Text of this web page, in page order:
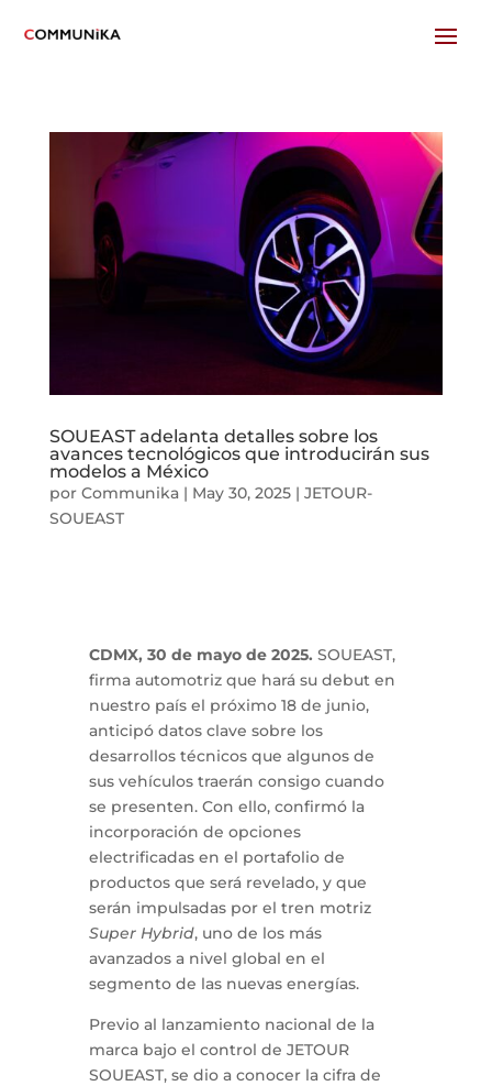
SOUEAST adelanta detalles sobre los
avances tecnológicos que introducirán sus
modelos a México
por Communika| May 30, 2025| JETOUR-
SOUEAST
CDMX, 30 de mayo de 2025. SOUEAST,
firma automotriz que hará su debut en
nuestro país el próximo 18 de junio,
anticipó datos clave sobre los
desarrollos técnicos que algunos de
sus vehículos traerán consigo cuando
se presenten. Con ello, confirmó la
incorporación de opciones
electrificadas en el portafolio de
productos que será revelado, y que
serán impulsadas por el tren motriz
Super Hybrid, uno de los más
avanzados a nivel global en el
segmento de las nuevas energías.
Previo al lanzamiento nacional de la
marca bajo el control de JETOUR
SOUEAST, se dio a conocer la cifra de